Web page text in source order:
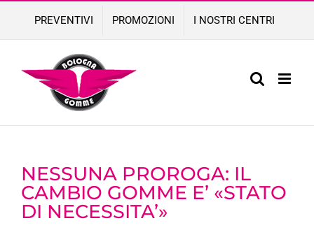
content
PREVENTIVI PROMOZIONI I NOSTRI CENTRI
NESSUNA PROROGA: IL
CAMBIO GOMME E’ «STATO
DI NECESSITA’»